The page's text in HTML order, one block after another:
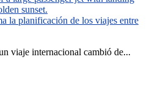
la planificación de los viajes entre
viaje internacional cambió de...